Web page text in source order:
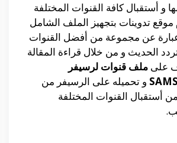
و أستقبال كافة القنوات المختلفة
موقع تدوينات بتجهيز الملف الشامل
عبارة عن مجموعة من أفضل القنوات
الحديث و من خلال قراءة المقالة
على ملف قنوات لرسيفر
و تحميله على الرسيفر من
أستقبال القنوات المختلفة